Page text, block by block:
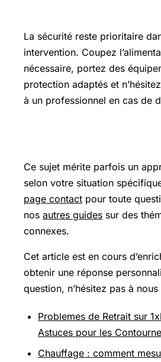
La sécurité reste prioritaire
intervention. Coupez
nécessaire, portez des
protection adaptés et
à un professionnel en cas de
Ce sujet mérite parfois un
selon votre situation
page contact pour toute
nos autres guides sur des
connexes.
Cet article est en cours
obtenir une réponse
question, n’hésitez pas à
Problemes de Retrait sur
Astuces pour les
Chauffage : comment